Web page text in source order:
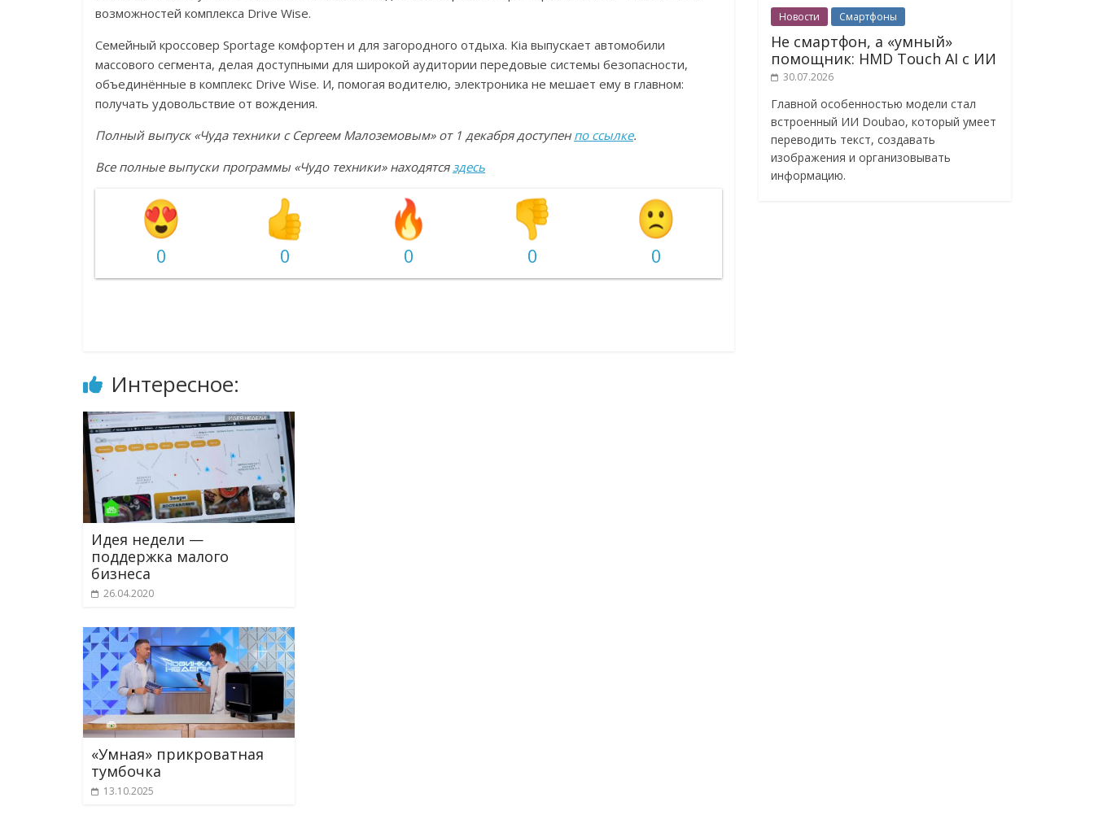
возможностей комплекса Drive Wise.
Семейный кроссовер Sportage комфортен и для загородного отдыха. Kia выпускает автомобили
массового сегмента, делая доступными для широкой аудитории передовые системы безопасности,
объединённые в комплекс Drive Wise. И, помогая водителю, электроника не мешает ему в главном:
получать удовольствие от вождения.
Полный выпуск «Чуда техники с Сергеем Малоземовым» от 1 декабря доступен по ссылке.
Все полные выпуски программы «Чудо техники» находятсяздесь
0 0 0 0 0
Интересное:
Идея недели —
поддержка малого
бизнеса
26.04.2020
«Умная» прикроватная
тумбочка
13.10.2025
Новости Смартфоны
Не смартфон, а «умный»
помощник: HMD Touch AI с ИИ
30.07.2026
Главной особенностью модели стал
встроенный ИИ Doubao, который умеет
переводить текст, создавать
изображения и организовывать
информацию.